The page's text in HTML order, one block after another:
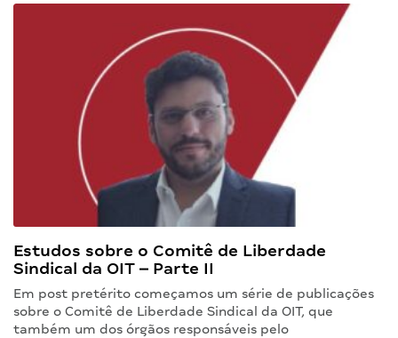
Estudos sobre o Comitê de Liberdade
Sindical da OIT – Parte II
Em post pretérito começamos um série de publicações
sobre o Comitê de Liberdade Sindical da OIT, que
também um dos órgãos responsáveis pelo